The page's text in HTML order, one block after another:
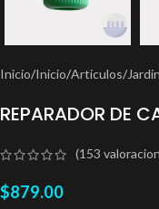
Inicio/Inicio/Articulos/Jardin
REPARADOR DE
(153
$879.00